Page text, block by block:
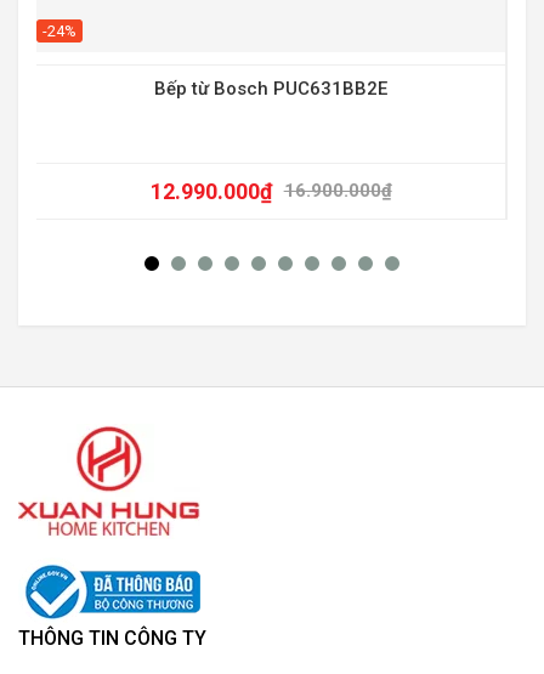
-24%
Bếp từ Bosch PUC631BB2E
16.900.000₫
12.990.000₫
THÔNG TIN CÔNG TY